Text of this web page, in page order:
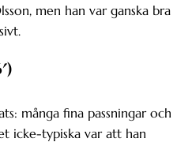
men han var ganska bra
många fina passningar och
icke-typiska var att han